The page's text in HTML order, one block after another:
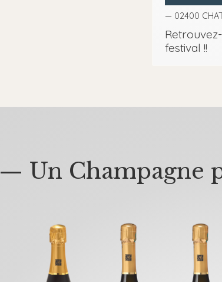
— 02400
festival !!
— Un Champagne